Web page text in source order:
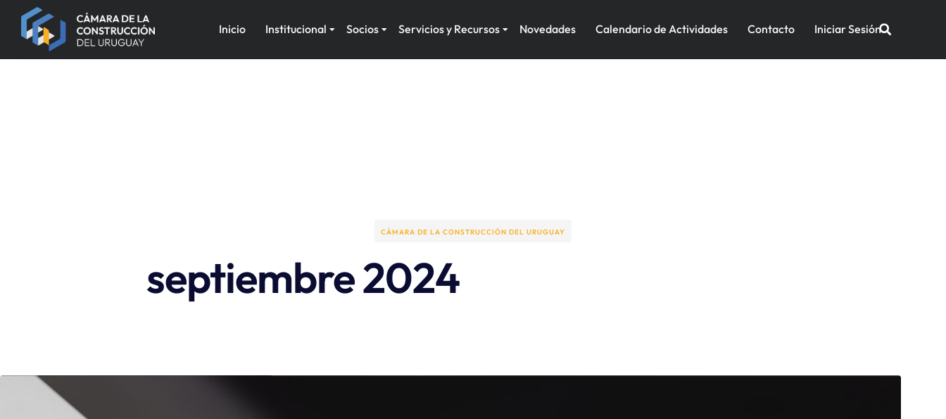
Inicio Institucional Socios Servicios y Recursos Novedades Calendario de Actividades Contacto Iniciar Sesión
CÁMARA DE LA CONSTRUCCIÓN DEL URUGUAY
septiembre 2024